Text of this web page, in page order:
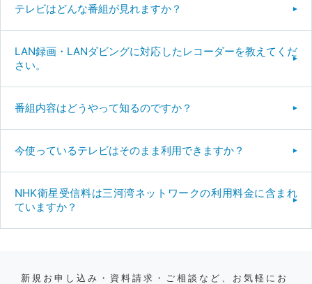
テレビはどんな番組が見れますか？
LAN録画・LANダビングに対応したレコーダーを教えてくだ
さい。
番組内容はどうやって知るのですか？
今使っているテレビはそのまま利用できますか？
NHK衛星受信料は三河湾ネットワークの利用料金に含まれ
ていますか？
新規お申し込み・資料請求・ご相談など、お気軽にお